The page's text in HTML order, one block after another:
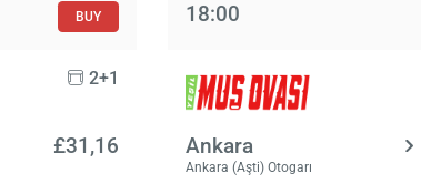
BUY 18:00
2+1
£‎31,16 Ankara
Ankara (Aşti) Otogarı